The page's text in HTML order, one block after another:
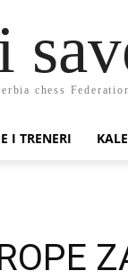
chess Federation
I TRENERI